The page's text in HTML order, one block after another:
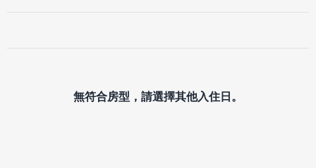
無符合房型，請選擇其他入住日。